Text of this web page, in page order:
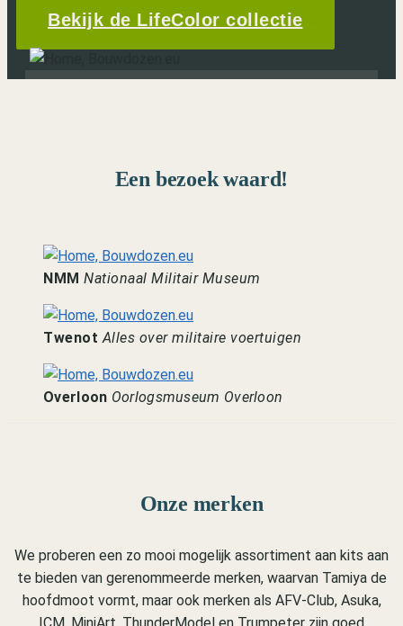
Bekijk de LifeColor collectie
Een bezoek waard!
NMM Nationaal Militair Museum
Twenot Alles over militaire voertuigen
Overloon Oorlogsmuseum Overloon
Onze merken
We proberen een zo mooi mogelijk assortiment aan kits aan
te bieden van gerenommeerde merken, waarvan Tamiya de
hoofdmoot vormt, maar ook merken als AFV-Club, Asuka,
ICM, MiniArt, ThunderModel en Trumpeter zijn goed